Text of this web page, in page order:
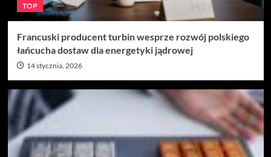
TOP
Francuski producent turbin wesprze rozwój polskiego
łańcucha dostaw dla energetyki jądrowej
14 stycznia, 2026